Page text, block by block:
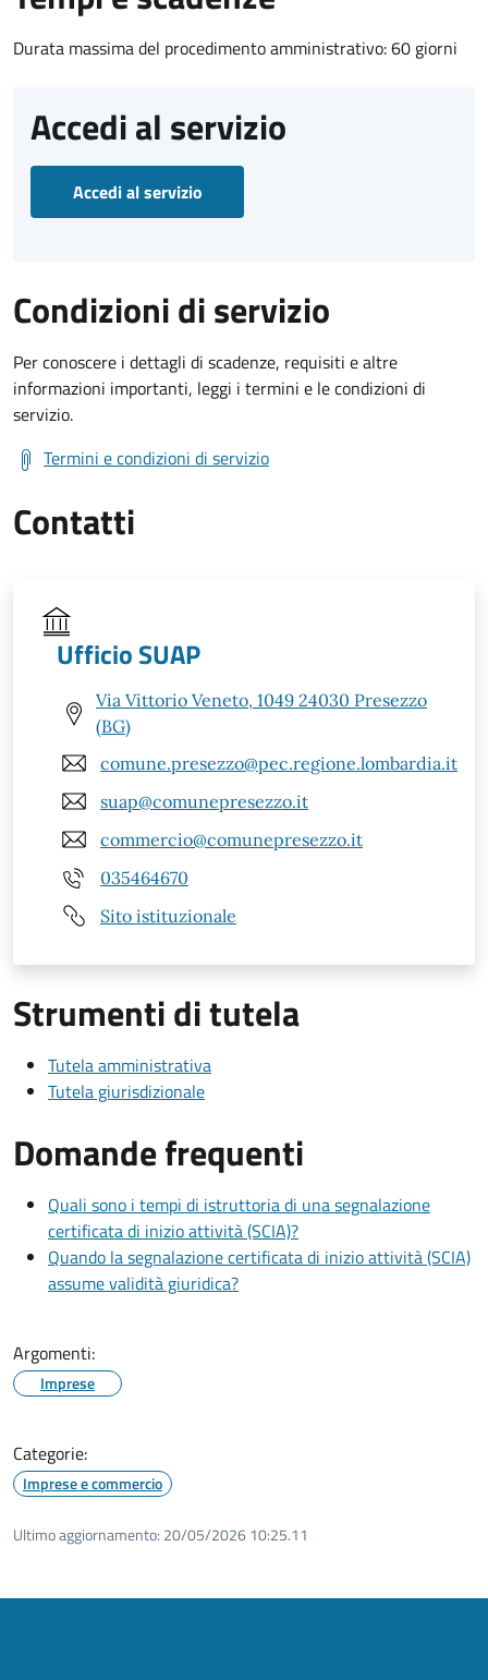
Durata massima del procedimento amministrativo: 60 giorni
Accedi al servizio
Accedi al servizio
Condizioni di servizio
Per conoscere i dettagli di scadenze, requisiti e altre
informazioni importanti, leggi i termini e le condizioni di
servizio.
Termini e condizioni di servizio
Contatti
Ufficio SUAP
Via Vittorio Veneto, 1049 24030 Presezzo
(BG)
comune.presezzo@pec.regione.lombardia.it
suap@comunepresezzo.it
commercio@comunepresezzo.it
035464670
Sito istituzionale
Strumenti di tutela
Tutela amministrativa
Tutela giurisdizionale
Domande frequenti
Quali sono i tempi di istruttoria di una segnalazione
certificata di inizio attività (SCIA)?
Quando la segnalazione certificata di inizio attività (SCIA)
assume validità giuridica?
Argomenti:
Imprese
Categorie:
Imprese e commercio
Ultimo aggiornamento: 20/05/2026 10:25.11